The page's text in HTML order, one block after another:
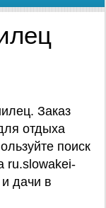
Заказ
отдыха
поиск
ru.slowakei-
дачи в